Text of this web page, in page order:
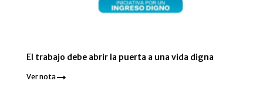
El trabajo debe abrir la puerta a una vida digna
Ver nota